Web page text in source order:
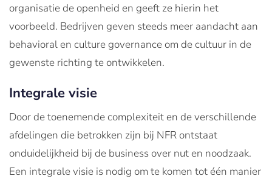
organisatie de openheid en geeft ze hierin het
voorbeeld. Bedrijven geven steeds meer aandacht aan
behavioral en culture governance om de cultuur in de
gewenste richting te ontwikkelen.
Integrale visie
Door de toenemende complexiteit en de verschillende
afdelingen die betrokken zijn bij NFR ontstaat
onduidelijkheid bij de business over nut en noodzaak.
Een integrale visie is nodig om te komen tot één manier